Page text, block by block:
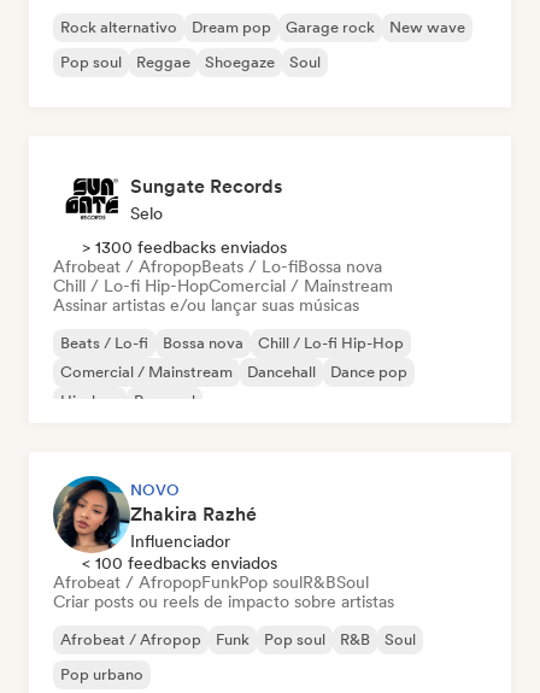
Rock alternativo Dream pop Garage rock
New wave
Pop soul
Reggae Shoegaze Soul
Sungate Records
Selo
> 1300 feedbacks enviados
Afrobeat / AfropopBeats / Lo-fiBossa nova
Chill / Lo-fi Hip-HopComercial / Mainstream
Assinar artistas e/ou lançar suas músicas
Beats / Lo-fi Bossa nova
Chill / Lo-fi Hip-Hop
Comercial / Mainstream
Dancehall
Dance pop
Hip-hop
Pop soul
NOVO
Zhakira Razhé
Influenciador
< 100 feedbacks enviados
Afrobeat / AfropopFunkPop soulR&BSoul
Criar posts ou reels de impacto sobre artistas
Afrobeat / Afropop Funk Pop soul R&B
Soul
Pop urbano